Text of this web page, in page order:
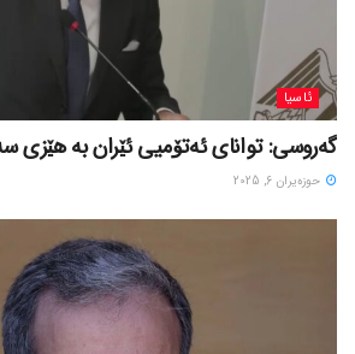
ئاسیا
گەروسی: توانای ئەتۆمیی ئێران بە هێزی
حوزه‌یران 6, 2025